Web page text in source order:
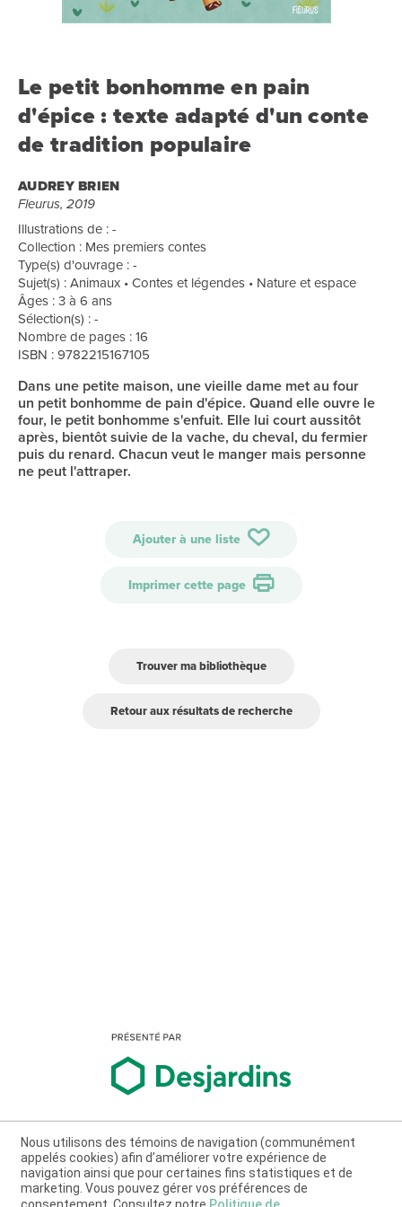
Le petit bonhomme en pain
d'épice : texte adapté d'un conte
de tradition populaire
AUDREY BRIEN
Fleurus, 2019
Illustrations de : -
Collection : Mes premiers contes
Type(s) d'ouvrage : -
Sujet(s) : Animaux • Contes et légendes • Nature et espace
Âges : 3 à 6 ans
Sélection(s) : -
Nombre de pages : 16
ISBN : 9782215167105
Dans une petite maison, une vieille dame met au four
un petit bonhomme de pain d'épice. Quand elle ouvre le
four, le petit bonhomme s'enfuit. Elle lui court aussitôt
après, bientôt suivie de la vache, du cheval, du fermier
puis du renard. Chacun veut le manger mais personne
ne peut l'attraper.
Ajouter à une liste
Imprimer cette page
Trouver ma bibliothèque
Retour aux résultats de recherche
Nous utilisons des témoins de navigation (communément
appelés cookies) afin d’améliorer votre expérience de
navigation ainsi que pour certaines fins statistiques et de
marketing. Vous pouvez gérer vos préférences de